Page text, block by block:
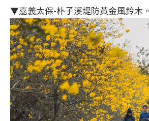
▼嘉義太保-朴子溪堤防黃金風鈴木。